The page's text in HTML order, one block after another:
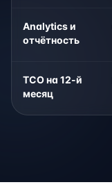
Analytics и
отчётность
TCO на 12-й
месяц